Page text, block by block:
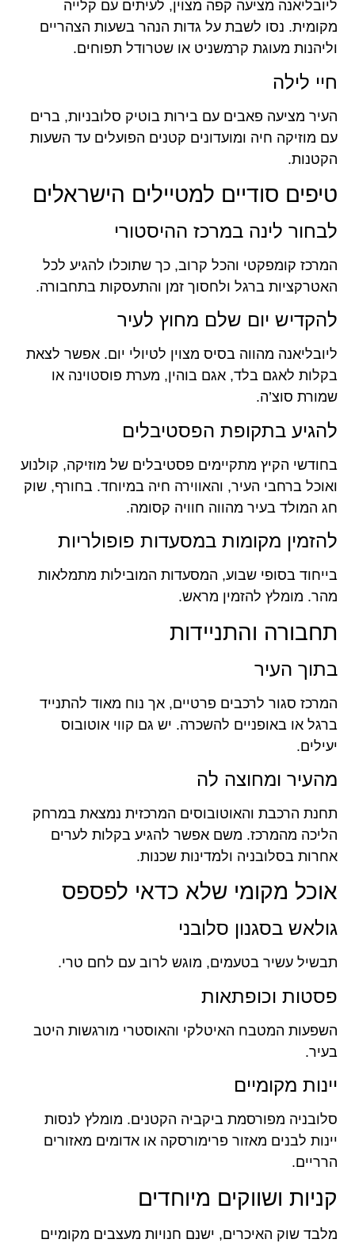
ליובליאנה מציעה קפה מצוין, לעיתים עם קלייה
מקומית. נסו לשבת על גדות הנהר בשעות הצהריים
וליהנות מעוגת קרמשניט או שטרודל תפוחים.
חיי לילה
העיר מציעה פאבים עם בירות בוטיק סלובניות, ברים
עם מוזיקה חיה ומועדונים קטנים הפועלים עד השעות
הקטנות.
טיפים סודיים למטיילים הישראלים
לבחור לינה במרכז ההיסטורי
המרכז קומפקטי והכל קרוב, כך שתוכלו להגיע לכל
האטרקציות ברגל ולחסוך זמן והתעסקות בתחבורה.
להקדיש יום שלם מחוץ לעיר
ליובליאנה מהווה בסיס מצוין לטיולי יום. אפשר לצאת
בקלות לאגם בלד, אגם בוהין, מערת פוסטוינה או
שמורת סוצ’ה.
להגיע בתקופת הפסטיבלים
בחודשי הקיץ מתקיימים פסטיבלים של מוזיקה, קולנוע
ואוכל ברחבי העיר, והאווירה חיה במיוחד. בחורף, שוק
חג המולד בעיר מהווה חוויה קסומה.
להזמין מקומות במסעדות פופולריות
בייחוד בסופי שבוע, המסעדות המובילות מתמלאות
מהר. מומלץ להזמין מראש.
תחבורה והתניידות
בתוך העיר
המרכז סגור לרכבים פרטיים, אך נוח מאוד להתנייד
ברגל או באופניים להשכרה. יש גם קווי אוטובוס
יעילים.
מהעיר ומחוצה לה
תחנת הרכבת והאוטובוסים המרכזית נמצאת במרחק
הליכה מהמרכז. משם אפשר להגיע בקלות לערים
אחרות בסלובניה ולמדינות שכנות.
אוכל מקומי שלא כדאי לפספס
גולאש בסגנון סלובני
תבשיל עשיר בטעמים, מוגש לרוב עם לחם טרי.
פסטות וכופתאות
השפעות המטבח האיטלקי והאוסטרי מורגשות היטב
בעיר.
יינות מקומיים
סלובניה מפורסמת ביקביה הקטנים. מומלץ לנסות
יינות לבנים מאזור פרימורסקה או אדומים מאזורים
הרריים.
קניות ושווקים מיוחדים
מלבד שוק האיכרים, ישנם חנויות מעצבים מקומיים